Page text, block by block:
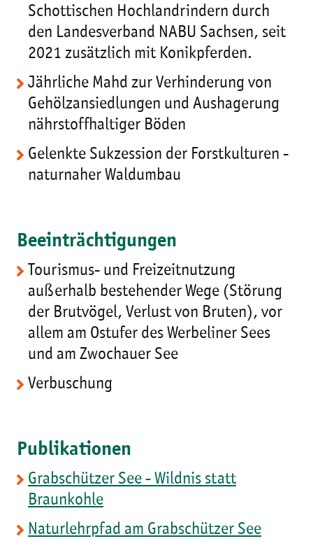
Schottischen Hochlandrindern durch
den Landesverband NABU Sachsen, seit
2021 zusätzlich mit Konikpferden.
Jährliche Mahd zur Verhinderung von
Gehölzansiedlungen und Aushagerung
nährstoffhaltiger Böden
Gelenkte Sukzession der Forstkulturen -
naturnaher Waldumbau
Beeinträchtigungen
Tourismus- und Freizeitnutzung
außerhalb bestehender Wege (Störung
der Brutvögel, Verlust von Bruten), vor
allem am Ostufer des Werbeliner Sees
und am Zwochauer See
Verbuschung
Publikationen
Grabschützer See - Wildnis statt
Braunkohle
Naturlehrpfad am Grabschützer See